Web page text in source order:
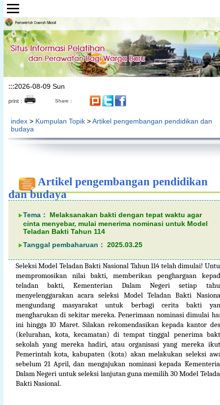
Lompat ke bagian konten utama
:::2026-08-09 Sun
print： Share：
index> Kumpulan Topik >Artikel pengembangan pendidikan dan
budaya
Artikel pengembangan pendidikan
dan budaya
Tema：
Melaksanakan bakti dengan tepat waktu agar
cinta menyebar, mulai menerima nominasi untuk Model
Teladan Bakti Tahun 114
Tanggal pembaharuan： 2025.03.25
Seleksi Model Teladan Bakti Nasional Tahun 114 telah dimulai!
mempromosikan nilai bakti, memberikan penghargaan
teladan bakti, Kementerian Dalam Negeri setiap
menyelenggarakan acara seleksi Model Teladan Bakti
mengundang masyarakat untuk berbagi cerita bakti
mengharukan di sekitar mereka. Penerimaan nominasi dimulai
ini hingga 10 Maret. Silakan rekomendasikan kepada kantor
(kelurahan, kota, kecamatan) di tempat tinggal penerima
sekolah yang mereka hadiri, atau organisasi yang mereka
Pemerintah kota, kabupaten (kota) akan melakukan seleksi
sebelum 21 April, dan mengajukan nominasi kepada
Dalam Negeri untuk seleksi lanjutan guna memilih 30 Model
Bakti Nasional.